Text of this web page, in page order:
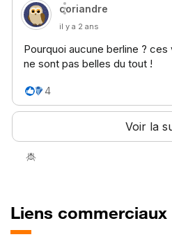
Liens commerciaux